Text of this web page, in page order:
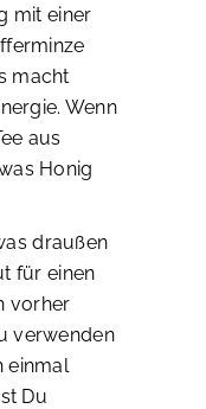
mit einer
macht
Wenn
aus
Honig
draußen
für einen
vorher
verwenden
einmal
Du